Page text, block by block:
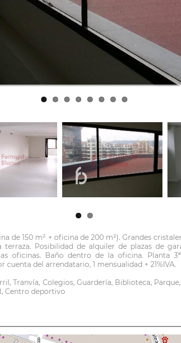
de 150 m² + oficina de 200 m²). Grandes
terraza. Posibilidad de alquiler de plazas de
oficinas. Baño dentro de la oficina. Planta
del arrendatario, 1 mensualidad + 21%IVA.
Tranvía, Colegios, Guardería, Biblioteca,
Centro deportivo